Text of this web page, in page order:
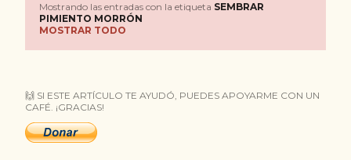
n
t
r
a
Mostrando las entradas con la etiqueta SEMBRAR
PIMIENTO MORRÓN
MOSTRAR TODO
🙌 SI ESTE ARTÍCULO TE AYUDÓ, PUEDES APOYARME CON UN
CAFÉ. ¡GRACIAS!